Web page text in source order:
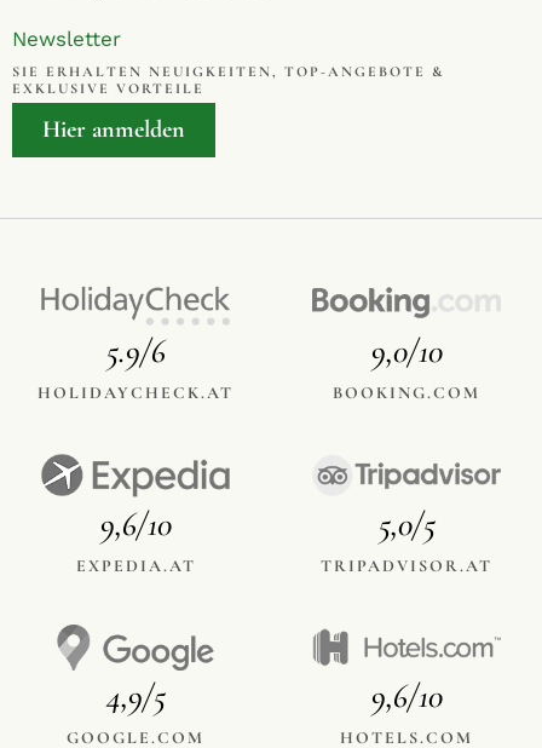
Newsletter
SIE ERHALTEN NEUIGKEITEN, TOP-ANGEBOTE &
EXKLUSIVE VORTEILE
Hier anmelden
5.9/6
HOLIDAYCHECK.AT
9,0/10
BOOKING.COM
9,6/10
EXPEDIA.AT
5,0/5
TRIPADVISOR.AT
4,9/5
GOOGLE.COM
9,6/10
HOTELS.COM